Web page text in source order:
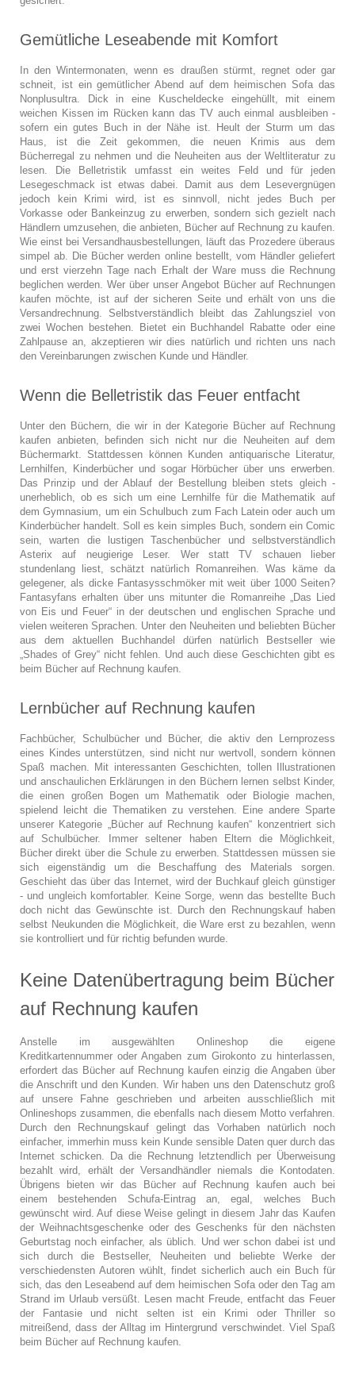
Gemütliche Leseabende mit Komfort
In den Wintermonaten, wenn es draußen stürmt, regnet oder gar
schneit, ist ein gemütlicher Abend auf dem heimischen Sofa das
Nonplusultra. Dick in eine Kuscheldecke eingehüllt, mit einem
weichen Kissen im Rücken kann das TV auch einmal ausbleiben -
sofern ein gutes Buch in der Nähe ist. Heult der Sturm um das
Haus, ist die Zeit gekommen, die neuen Krimis aus dem
Bücherregal zu nehmen und die Neuheiten aus der Weltliteratur zu
lesen. Die Belletristik umfasst ein weites Feld und für jeden
Lesegeschmack ist etwas dabei. Damit aus dem Lesevergnügen
jedoch kein Krimi wird, ist es sinnvoll, nicht jedes Buch per
Vorkasse oder Bankeinzug zu erwerben, sondern sich gezielt nach
Händlern umzusehen, die anbieten, Bücher auf Rechnung zu kaufen.
Wie einst bei Versandhausbestellungen, läuft das Prozedere überaus
simpel ab. Die Bücher werden online bestellt, vom Händler geliefert
und erst vierzehn Tage nach Erhalt der Ware muss die Rechnung
beglichen werden. Wer über unser Angebot Bücher auf Rechnungen
kaufen möchte, ist auf der sicheren Seite und erhält von uns die
Versandrechnung. Selbstverständlich bleibt das Zahlungsziel von
zwei Wochen bestehen. Bietet ein Buchhandel Rabatte oder eine
Zahlpause an, akzeptieren wir dies natürlich und richten uns nach
den Vereinbarungen zwischen Kunde und Händler.
Wenn die Belletristik das Feuer entfacht
Unter den Büchern, die wir in der Kategorie Bücher auf Rechnung
kaufen anbieten, befinden sich nicht nur die Neuheiten auf dem
Büchermarkt. Stattdessen können Kunden antiquarische Literatur,
Lernhilfen, Kinderbücher und sogar Hörbücher über uns erwerben.
Das Prinzip und der Ablauf der Bestellung bleiben stets gleich -
unerheblich, ob es sich um eine Lernhilfe für die Mathematik auf
dem Gymnasium, um ein Schulbuch zum Fach Latein oder auch um
Kinderbücher handelt. Soll es kein simples Buch, sondern ein Comic
sein, warten die lustigen Taschenbücher und selbstverständlich
Asterix auf neugierige Leser. Wer statt TV schauen lieber
stundenlang liest, schätzt natürlich Romanreihen. Was käme da
gelegener, als dicke Fantasysschmöker mit weit über 1000 Seiten?
Fantasyfans erhalten über uns mitunter die Romanreihe „Das Lied
von Eis und Feuer“ in der deutschen und englischen Sprache und
vielen weiteren Sprachen. Unter den Neuheiten und beliebten Bücher
aus dem aktuellen Buchhandel dürfen natürlich Bestseller wie
„Shades of Grey“ nicht fehlen. Und auch diese Geschichten gibt es
beim Bücher auf Rechnung kaufen.
Lernbücher auf Rechnung kaufen
Fachbücher, Schulbücher und Bücher, die aktiv den Lernprozess
eines Kindes unterstützen, sind nicht nur wertvoll, sondern können
Spaß machen. Mit interessanten Geschichten, tollen Illustrationen
und anschaulichen Erklärungen in den Büchern lernen selbst Kinder,
die einen großen Bogen um Mathematik oder Biologie machen,
spielend leicht die Thematiken zu verstehen. Eine andere Sparte
unserer Kategorie „Bücher auf Rechnung kaufen“ konzentriert sich
auf Schulbücher. Immer seltener haben Eltern die Möglichkeit,
Bücher direkt über die Schule zu erwerben. Stattdessen müssen sie
sich eigenständig um die Beschaffung des Materials sorgen.
Geschieht das über das Internet, wird der Buchkauf gleich günstiger
- und ungleich komfortabler. Keine Sorge, wenn das bestellte Buch
doch nicht das Gewünschte ist. Durch den Rechnungskauf haben
selbst Neukunden die Möglichkeit, die Ware erst zu bezahlen, wenn
sie kontrolliert und für richtig befunden wurde.
Keine Datenübertragung beim Bücher
auf Rechnung kaufen
Anstelle im ausgewählten Onlineshop die eigene
Kreditkartennummer oder Angaben zum Girokonto zu hinterlassen,
erfordert das Bücher auf Rechnung kaufen einzig die Angaben über
die Anschrift und den Kunden. Wir haben uns den Datenschutz groß
auf unsere Fahne geschrieben und arbeiten ausschließlich mit
Onlineshops zusammen, die ebenfalls nach diesem Motto verfahren.
Durch den Rechnungskauf gelingt das Vorhaben natürlich noch
einfacher, immerhin muss kein Kunde sensible Daten quer durch das
Internet schicken. Da die Rechnung letztendlich per Überweisung
bezahlt wird, erhält der Versandhändler niemals die Kontodaten.
Übrigens bieten wir das Bücher auf Rechnung kaufen auch bei
einem bestehenden Schufa-Eintrag an, egal, welches Buch
gewünscht wird. Auf diese Weise gelingt in diesem Jahr das Kaufen
der Weihnachtsgeschenke oder des Geschenks für den nächsten
Geburtstag noch einfacher, als üblich. Und wer schon dabei ist und
sich durch die Bestseller, Neuheiten und beliebte Werke der
verschiedensten Autoren wühlt, findet sicherlich auch ein Buch für
sich, das den Leseabend auf dem heimischen Sofa oder den Tag am
Strand im Urlaub versüßt. Lesen macht Freude, entfacht das Feuer
der Fantasie und nicht selten ist ein Krimi oder Thriller so
mitreißend, dass der Alltag im Hintergrund verschwindet. Viel Spaß
beim Bücher auf Rechnung kaufen.